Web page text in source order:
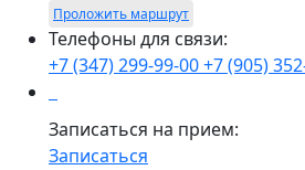
Проложить маршрут
Телефоны для связи:
+7 (347) 299-99-00+7 (905)
Записаться на прием:
Записаться